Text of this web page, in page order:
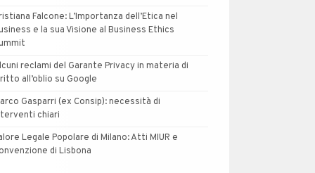
Falcone: L’Importanza dell’Etica nel
e la sua Visione al Business Ethics
reclami del Garante Privacy in materia di
all’oblio su Google
Gasparri (ex Consip): necessità di
chiari
Legale Popolare di Milano: Atti MIUR e
di Lisbona